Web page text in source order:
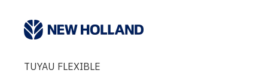
TUYAU FLEXIBLE